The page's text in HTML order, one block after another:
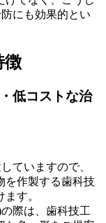
にも効果的とい
徴
低コストな治
ていますので、
を作製する歯科技
す。
際は、歯科技工